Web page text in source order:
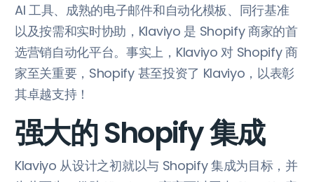
AI 工具、成熟的电子邮件和自动化模板、同行基准
以及按需和实时协助，Klaviyo 是 Shopify 商家的首
选营销自动化平台。事实上，Klaviyo 对 Shopify 商
家至关重要，Shopify 甚至投资了 Klaviyo，以表彰
其卓越支持！
强大的 Shopify 集成
Klaviyo 从设计之初就以与 Shopify 集成为目标，并